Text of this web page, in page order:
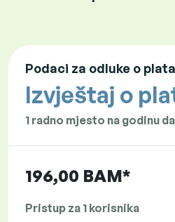
Podaci za odluke o
Izvještaj o
1 radno mjesto na godinu
196,00 BAM*
Pristup za 1 korisnika